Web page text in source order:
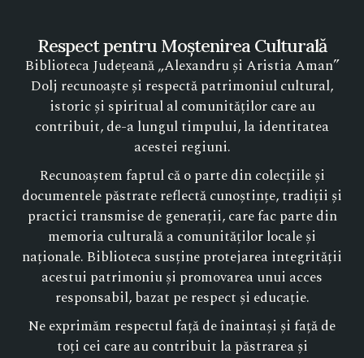
Respect pentru Moștenirea Culturală
Biblioteca Județeană „Alexandru și Aristia Aman”
Dolj recunoaște și respectă patrimoniul cultural,
istoric și spiritual al comunităților care au
contribuit, de-a lungul timpului, la identitatea
acestei regiuni.
Recunoaștem faptul că o parte din colecțiile și
documentele păstrate reflectă cunoștințe, tradiții și
practici transmise de generații, care fac parte din
memoria culturală a comunităților locale și
naționale. Biblioteca susține protejarea integrității
acestui patrimoniu și promovarea unui acces
responsabil, bazat pe respect și educație.
Ne exprimăm respectul față de înaintași și față de
toți cei care au contribuit la păstrarea și